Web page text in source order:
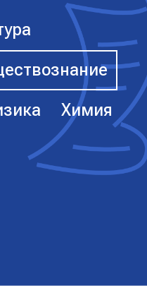
Химия